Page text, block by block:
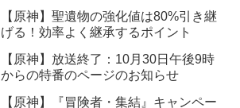
【原神】聖遺物の強化値は80%引き継
げる！効率よく継承するポイント
【原神】放送終了：10月30日午後9時
からの特番のページのお知らせ
【原神】『冒険者・集結』キャンペー